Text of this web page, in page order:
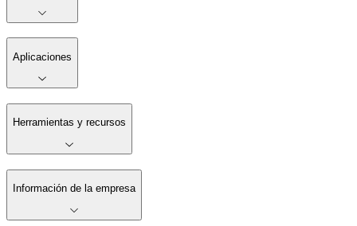
Aplicaciones
Herramientas y recursos
Información de la empresa